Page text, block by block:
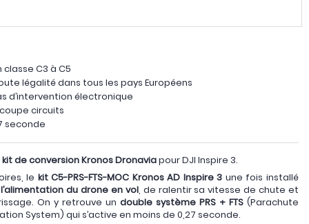
C3 à C5
légalité dans tous les pays Européens
d’intervention électronique
circuits
seconde
kit de conversion Kronos Dronaviapour DJI Inspire 3.
le kit C5-PRS-FTS-MOC Kronos AD Inspire 3 une fois installé
du drone en vol, de ralentir sa vitesse de chute et
On y retrouve un double système PRS + FTS (Parachute
System) qui s’active en moins de 0,27 seconde.